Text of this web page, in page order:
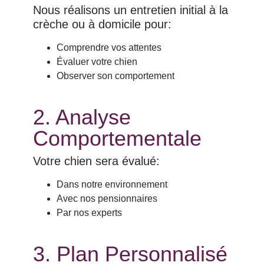
Nous réalisons un entretien initial à la
crèche ou à domicile pour:
Comprendre vos attentes
Évaluer votre chien
Observer son comportement
2. Analyse
Comportementale
Votre chien sera évalué:
Dans notre environnement
Avec nos pensionnaires
Par nos experts
3. Plan Personnalisé